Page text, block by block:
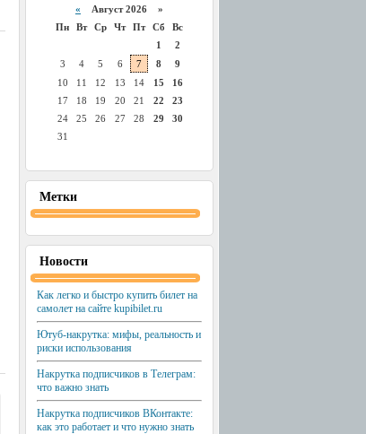
« Август 2026 »
Пн
Вт Ср Чт Пт Сб
Вс
1
2
3
4 5 6 7 8
9
10
11 12 13 14 15
16
17
18 19 20 21 22
23
24
25 26 27 28 29
30
31
Метки
Новости
Как легко и быстро купить билет на
самолет на сайте kupibilet.ru
Ютуб-накрутка: мифы, реальность и
риски использования
Накрутка подписчиков в Телеграм:
что важно знать
Накрутка подписчиков ВКонтакте:
как это работает и что нужно знать